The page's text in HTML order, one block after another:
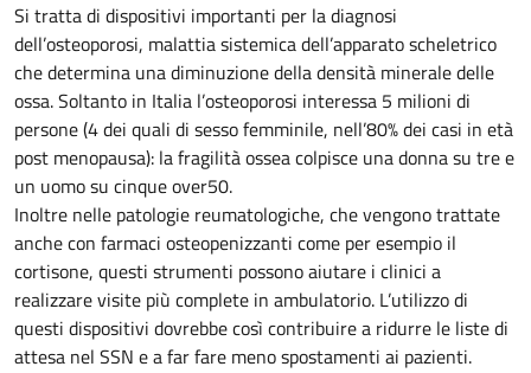
Si tratta di dispositivi importanti per la diagnosi
dell’osteoporosi, malattia sistemica dell’apparato scheletrico
che determina una diminuzione della densità minerale delle
ossa. Soltanto in Italia l’osteoporosi interessa 5 milioni di
persone (4 dei quali di sesso femminile, nell’80% dei casi in età
post menopausa): la fragilità ossea colpisce una donna su tre e
un uomo su cinque over50.
Inoltre nelle patologie reumatologiche, che vengono trattate
anche con farmaci osteopenizzanti come per esempio il
cortisone, questi strumenti possono aiutare i clinici a
realizzare visite più complete in ambulatorio. L’utilizzo di
questi dispositivi dovrebbe così contribuire a ridurre le liste di
attesa nel SSN e a far fare meno spostamenti ai pazienti.